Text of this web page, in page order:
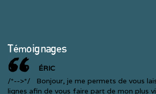
Témoignages
ÉRIC
/*-->*/ Bonjour, je me permets de vous
lignes afin de vous faire part de mon plus